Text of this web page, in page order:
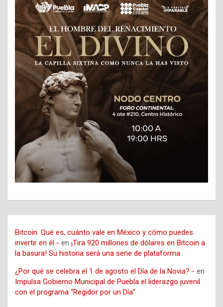
Bitcoin: Qué es, cuánto vale en México y cómo puedes
invertir en él - en ¡Tira 920 millones de dólares en Bitcoin a
la basura! Su historia será una serie de plataforma
¿Por qué se celebra el 1 de agosto el Día de la Novia? - en
Impulsa Gobierno Municipal de Puebla el liderazgo juvenil
con el programa “Regidor por un Día”